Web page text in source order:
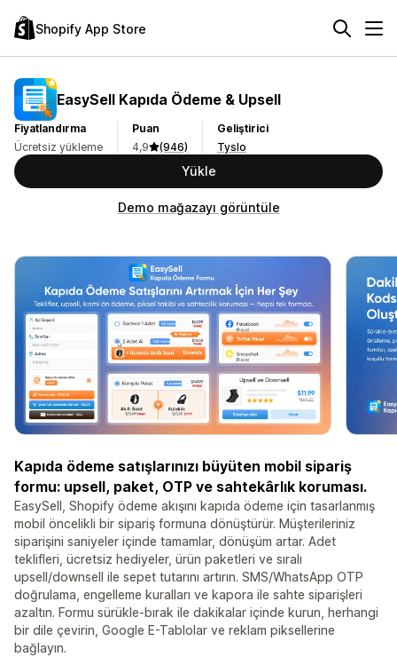
Shopify App Store
EasySell Kapıda Ödeme & Upsell
Fiyatlandırma
Ücretsiz yükleme
Puan
4,9
(946)
Geliştirici
Tyslo
Yükle
Demo mağazayı görüntüle
Kapıda ödeme satışlarınızı büyüten mobil sipariş
formu: upsell, paket, OTP ve sahtekârlık koruması.
EasySell, Shopify ödeme akışını kapıda ödeme için tasarlanmış
mobil öncelikli bir sipariş formuna dönüştürür. Müşterileriniz
siparişini saniyeler içinde tamamlar, dönüşüm artar. Adet
teklifleri, ücretsiz hediyeler, ürün paketleri ve sıralı
upsell/downsell ile sepet tutarını artırın. SMS/WhatsApp OTP
doğrulama, engelleme kuralları ve kapora ile sahte siparişleri
azaltın. Formu sürükle-bırak ile dakikalar içinde kurun, herhangi
bir dile çevirin, Google E-Tablolar ve reklam piksellerine
bağlayın.